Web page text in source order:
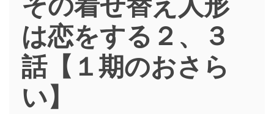
は恋をする２、３
話【１期のおさら
い】